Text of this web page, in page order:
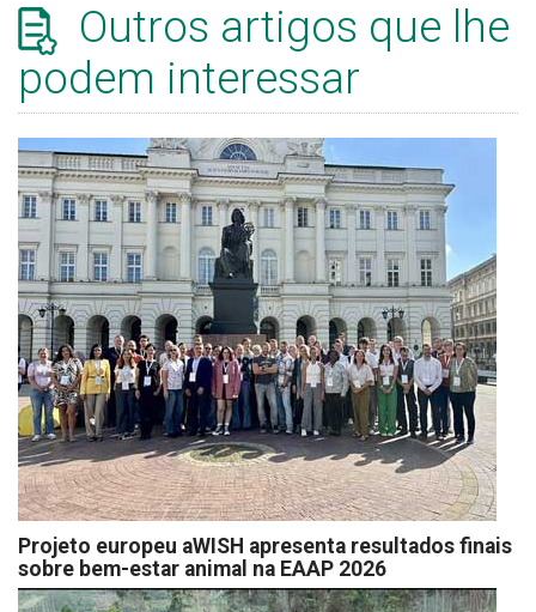
Outros artigos que lhe
podem interessar
Projeto europeu aWISH apresenta resultados finais
sobre bem-estar animal na EAAP 2026